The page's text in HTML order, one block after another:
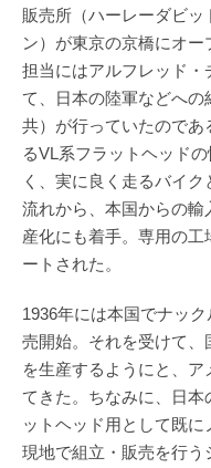
販売所（ハーレーダビ
ン）が東京の京橋にオ
担当にはアルフレッド・
て、日本の陸軍などへ
共）が行っていたのであ
るVL系フラットヘッド
く、実に良く走るバイ
流れから、本国からの
産化にも着手。専用の
ートされた。
1936年には本国でナッ
売開始。それを受けて
を生産するようにと、
てきた。ちなみに、日本
ットヘッド用として既
現地で組立・販売を行